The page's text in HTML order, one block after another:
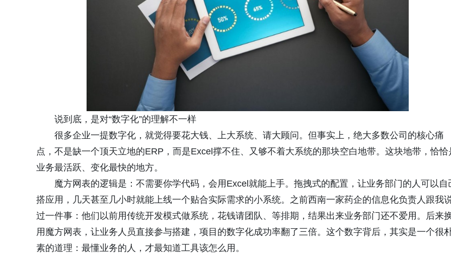
说到底，是对“数字化”的理解不一样
很多企业一提数字化，就觉得要花大钱、上大系统、请大顾问。但事实上，绝大多数公司的核心痛
点，不是缺一个顶天立地的ERP，而是Excel撑不住、又够不着大系统的那块空白地带。这块地带，恰恰
业务最活跃、变化最快的地方。
魔方网表的逻辑是：不需要你学代码，会用Excel就能上手。拖拽式的配置，让业务部门的人可以自
搭应用，几天甚至几小时就能上线一个贴合实际需求的小系统。之前西南一家药企的信息化负责人跟我
过一件事：他们以前用传统开发模式做系统，花钱请团队、等排期，结果出来业务部门还不爱用。后来
用魔方网表，让业务人员直接参与搭建，项目的数字化成功率翻了三倍。这个数字背后，其实是一个很
素的道理：最懂业务的人，才最知道工具该怎么用。